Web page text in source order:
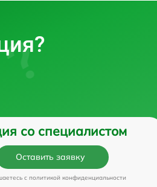
со специалистом
Оставить заявку
c политикой конфиденциальности